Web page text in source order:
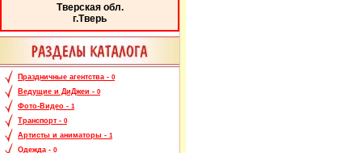
Тверская обл.
г.Тверь
Праздничные агентства - 0
Ведущие и ДиДжеи - 0
Фото-Видео - 1
Транспорт - 0
Артисты и аниматоры - 1
Одежда - 0